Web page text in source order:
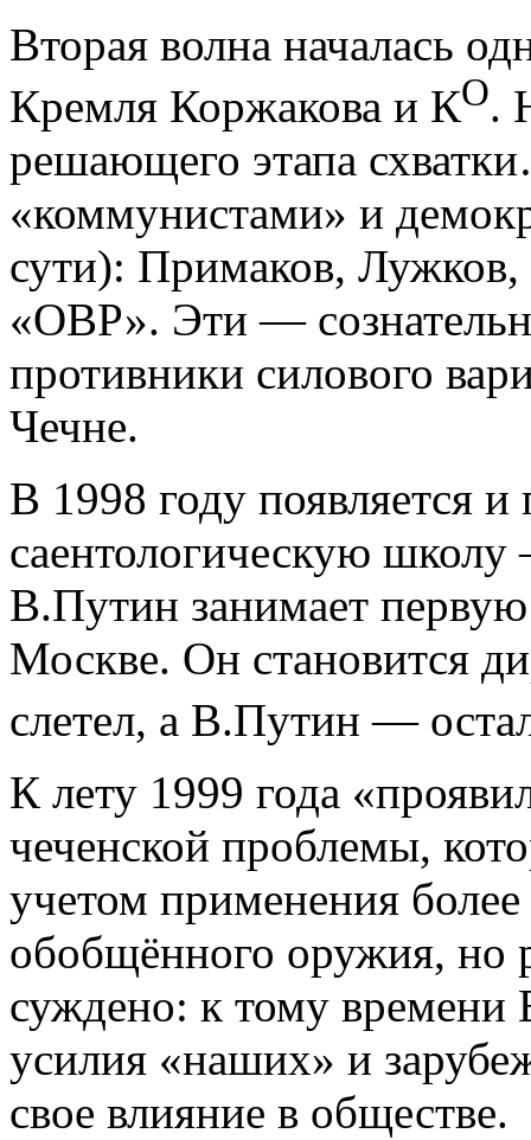
Вторая волна началась
Кремля Коржакова и КО.
решающего этапа
«коммунистами» и
сути): Примаков, Лужков,
«ОВР». Эти —
противники силового
Чечне.
В 1998 году появляется
саентологическую
В.Путин занимает
Москве. Он становится
слетел, а В.Путин —
К лету 1999 года
чеченской проблемы,
учетом применения
обобщённого оружия, но
суждено: к тому времени
усилия «наших» и
свое влияние в обществе.